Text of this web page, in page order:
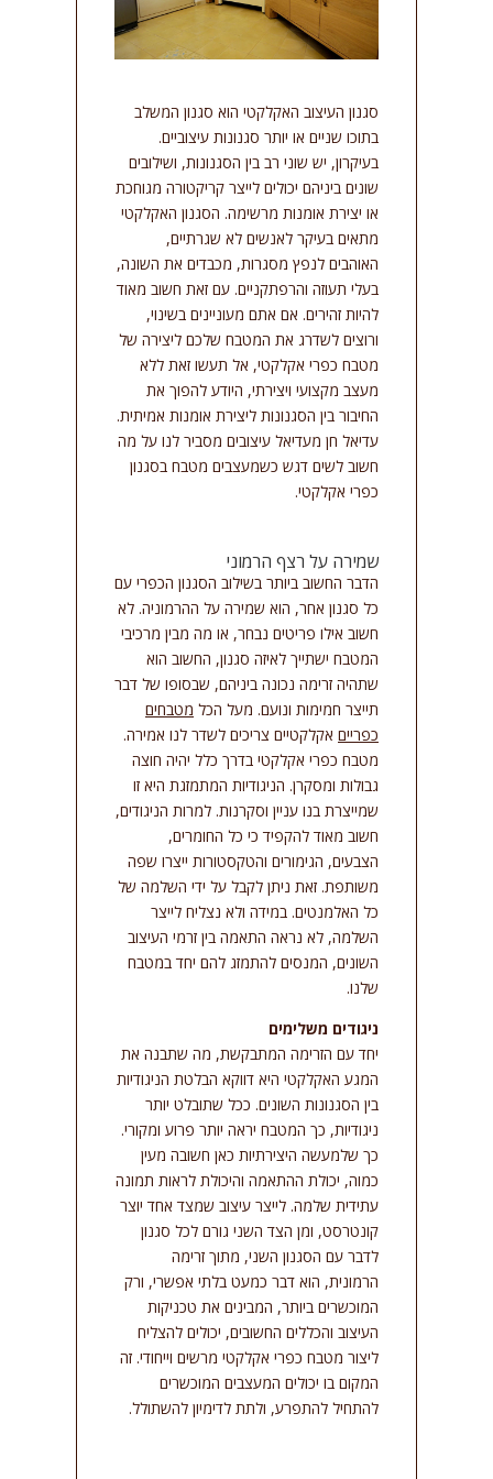
אפס
כל
האפשרויות
cached
סגנון העיצוב האקלקטי הוא סגנון המשלב
בתוכו שניים או יותר סגנונות עיצוביים.
בעיקרון, יש שוני רב בין הסגנונות, ושילובים
שונים ביניהם יכולים לייצר קריקטורה מגוחכת
או יצירת אומנות מרשימה. הסגנון האקלקטי
מתאים בעיקר לאנשים לא שגרתיים,
האוהבים לנפץ מסגרות, מכבדים את השונה,
בעלי תעוזה והרפתקניים. עם זאת חשוב מאוד
להיות זהירים. אם אתם מעוניינים בשינוי,
ורוצים לשדרג את המטבח שלכם ליצירה של
מטבח כפרי אקלקטי, אל תעשו זאת ללא
מעצב מקצועי ויצירתי, היודע להפוך את
החיבור בין הסגנונות ליצירת אומנות אמיתית.
עדיאל חן מעדיאל עיצובים מסביר לנו על מה
חשוב לשים דגש כשמעצבים מטבח בסגנון
כפרי אקלקטי.
שמירה על רצף הרמוני
הדבר החשוב ביותר בשילוב הסגנון הכפרי עם
כל סגנון אחר, הוא שמירה על ההרמוניה. לא
חשוב אילו פריטים נבחר, או מה מבין מרכיבי
המטבח ישתייך לאיזה סגנון, החשוב הוא
שתהיה זרימה נכונה ביניהם, שבסופו של דבר
תייצר חמימות ונועם. מעל הכל מטבחים
כפריים אקלקטיים צריכים לשדר לנו אמירה.
מטבח כפרי אקלקטי בדרך כלל יהיה חוצה
גבולות ומסקרן. הניגודיות המתמזגת היא זו
שמייצרת בנו עניין וסקרנות. למרות הניגודים,
חשוב מאוד להקפיד כי כל החומרים,
הצבעים, הגימורים והטקסטורות ייצרו שפה
משותפת. זאת ניתן לקבל על ידי השלמה של
כל האלמנטים. במידה ולא נצליח לייצר
השלמה, לא נראה התאמה בין זרמי העיצוב
השונים, המנסים להתמזג להם יחד במטבח
שלנו.
ניגודים משלימים
יחד עם הזרימה המתבקשת, מה שתבנה את
המגע האקלקטי היא דווקא הבלטת הניגודיות
בין הסגנונות השונים. ככל שתובלט יותר
ניגודיות, כך המטבח יראה יותר פרוע ומקורי.
כך שלמעשה היצירתיות כאן חשובה מעין
כמוה, יכולת ההתאמה והיכולת לראות תמונה
עתידית שלמה. לייצר עיצוב שמצד אחד יוצר
קונטרסט, ומן הצד השני גורם לכל סגנון
לדבר עם הסגנון השני, מתוך זרימה
הרמונית, הוא דבר כמעט בלתי אפשרי, ורק
המוכשרים ביותר, המבינים את טכניקות
העיצוב והכללים החשובים, יכולים להצליח
ליצור מטבח כפרי אקלקטי מרשים וייחודי. זה
המקום בו יכולים המעצבים המוכשרים
להתחיל להתפרע, ולתת לדימיון להשתולל.